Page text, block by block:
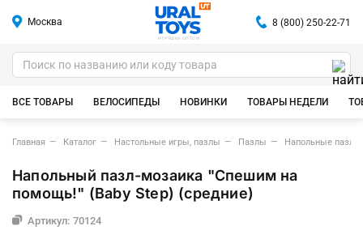
Москва
ИГРУШКИ ОПТОМ
8 (800) 250-22-71
ВСЕ ТОВАРЫ ВЕЛОСИПЕДЫ НОВИНКИ ТОВАРЫ НЕДЕЛИ
Главная Каталог Настольные игры, пазлы Пазлы Напольные пазлы
Напольный пазл-мозаика "Спешим на
помощь!" (Baby Step) (средние)
Артикул: 70124